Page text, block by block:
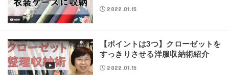
2022.01.15
【ポイントは3つ】クローゼットを
すっきりさせる洋服収納術紹介
2022.01.15